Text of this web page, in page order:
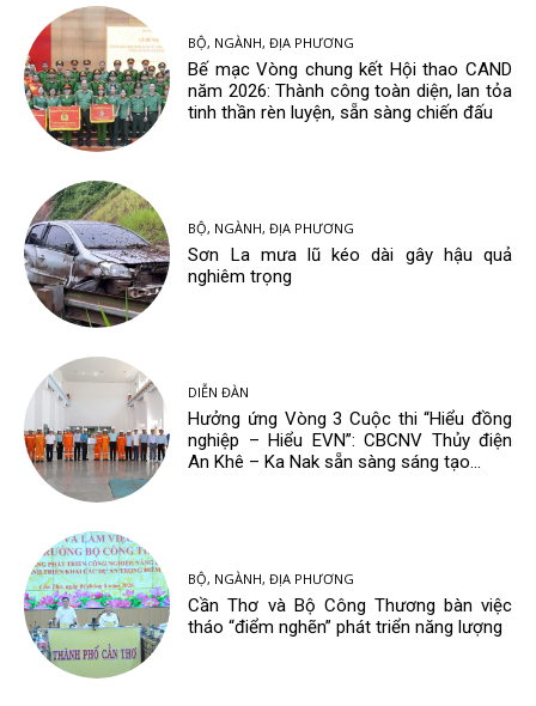
BỘ, NGÀNH, ĐỊA PHƯƠNG
Bế mạc Vòng chung kết Hội thao CAND
năm 2026: Thành công toàn diện, lan tỏa
tinh thần rèn luyện, sẵn sàng chiến đấu
BỘ, NGÀNH, ĐỊA PHƯƠNG
Sơn La mưa lũ kéo dài gây hậu quả
nghiêm trọng
DIỄN ĐÀN
Hưởng ứng Vòng 3 Cuộc thi “Hiểu đồng
nghiệp – Hiểu EVN”: CBCNV Thủy điện
An Khê – Ka Nak sẵn sàng sáng tạo...
BỘ, NGÀNH, ĐỊA PHƯƠNG
Cần Thơ và Bộ Công Thương bàn việc
tháo “điểm nghẽn” phát triển năng lượng